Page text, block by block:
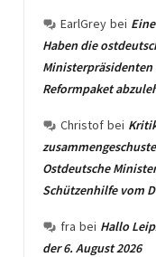
EarlGrey bei
Haben die
Ministerpräsidenten
Reformpaket
Christof bei
Ostdeutsche
Schützenhilfe vom
fra bei Hallo
der 6. August 2026